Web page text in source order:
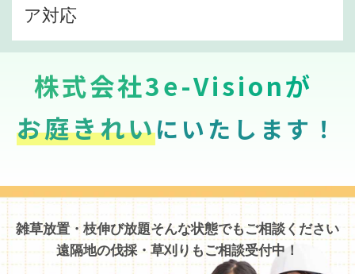
ア対応
株式会社3e-Visionが
お庭きれいにいたします！
雑草放置・枝伸び放題そんな状態でもご相談ください
遠隔地の伐採・草刈りもご相談受付中！